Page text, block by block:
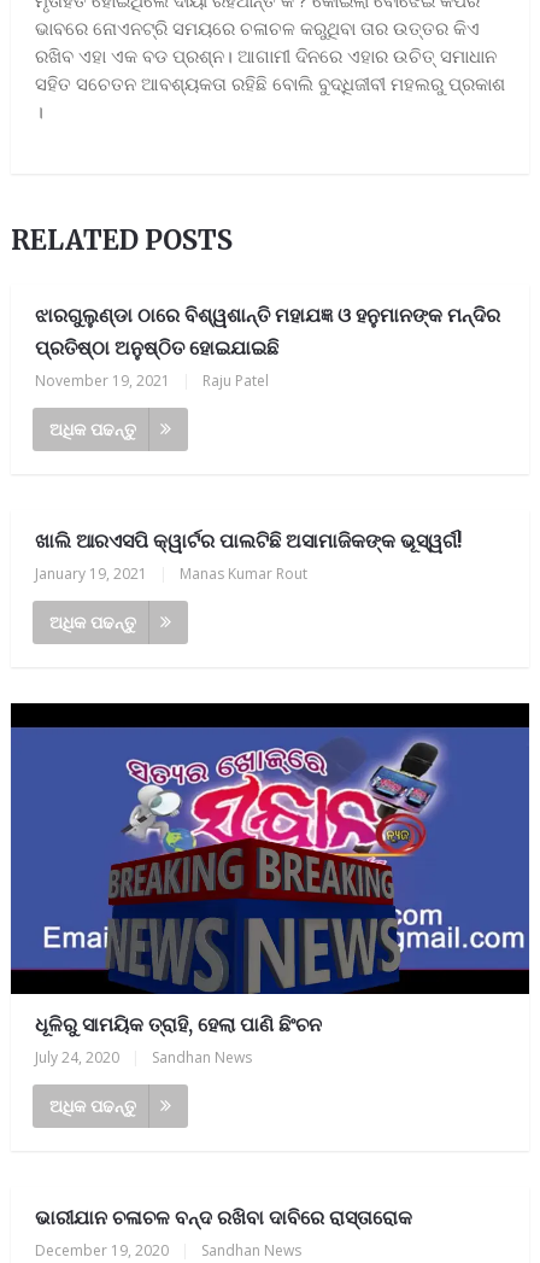
ଭାବରେ ନୋଏନଟ୍ରି ସମୟରେ ଚଳାଚଳ କରୁଥିବା ତାର ଉତ୍ତର କିଏ
ରଖିବ ଏହା ଏକ ବଡ ପ୍ରଶ୍ନ। ଆଗାମୀ ଦିନରେ ଏହାର ଉଚିତ୍ ସମାଧାନ
ସହିତ ସଚେତନ ଆବଶ୍ୟକତା ରହିଛି ବୋଲି ବୁଦ୍ଧିଜୀବୀ ମହଲରୁ ପ୍ରକାଶ
।
RELATED POSTS
ଝାରଗୁଲୁଣ୍ଡା ଠାରେ ବିଶ୍ୱଶାନ୍ତି ମହାଯଜ୍ଞ ଓ ହନୁମାନଙ୍କ ମନ୍ଦିର
ପ୍ରତିଷ୍ଠା ଅନୁଷ୍ଠିତ ହୋଇଯାଇଛି
November 19, 2021 Raju Patel
ଅଧିକ ପଢନ୍ତୁ
ଖାଲି ଆରଏସପି କ୍ୱାର୍ଟର ପାଲଟିଛି ଅସାମାଜିକଙ୍କ ଭୂସ୍ୱର୍ଗ!
January 19, 2021 Manas Kumar Rout
ଅଧିକ ପଢନ୍ତୁ
ଧୂଳିରୁ ସାମୟିକ ତ୍ରାହି, ହେଲା ପାଣି ଛିଂଚନ
July 24, 2020 Sandhan News
ଅଧିକ ପଢନ୍ତୁ
ଭାରୀଯାନ ଚଳାଚଳ ବନ୍ଦ ରଖିବା ଦାବିରେ ରାସ୍ତାରୋକ
December 19, 2020 Sandhan News